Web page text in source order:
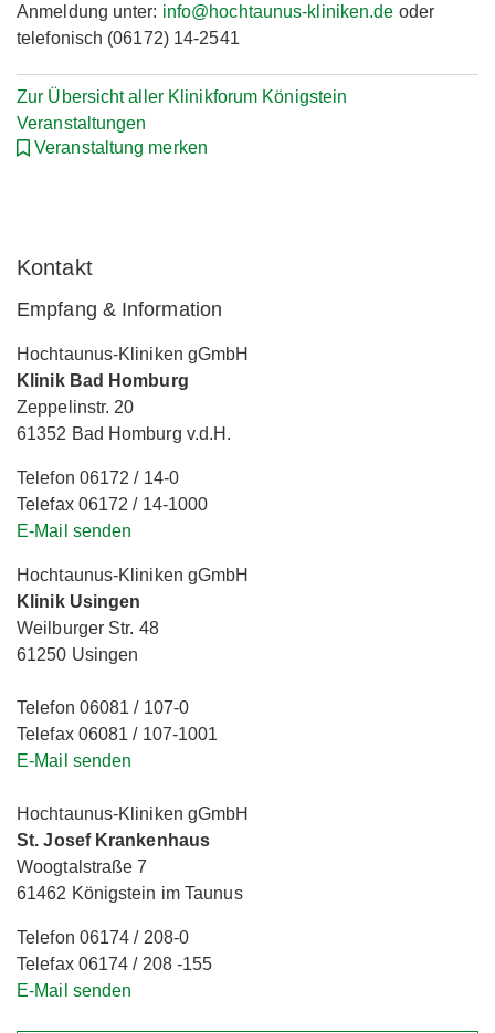
Anmeldung unter: info@hochtaunus-kliniken.de oder
telefonisch (06172) 14-2541
Zur Übersicht aller Klinikforum Königstein
Veranstaltungen
Veranstaltung merken
Kontakt
Empfang & Information
Hochtaunus-Kliniken gGmbH
Klinik Bad Homburg
Zeppelinstr. 20
61352 Bad Homburg v.d.H.
Telefon 06172 / 14-0
Telefax 06172 / 14-1000
E-Mail senden
Hochtaunus-Kliniken gGmbH
Klinik Usingen
Weilburger Str. 48
61250 Usingen
Telefon 06081 / 107-0
Telefax 06081 / 107-1001
E-Mail senden
Hochtaunus-Kliniken gGmbH
St. Josef Krankenhaus
Woogtalstraße 7
61462 Königstein im Taunus
Telefon 06174 / 208-0
Telefax 06174 / 208 -155
E-Mail senden